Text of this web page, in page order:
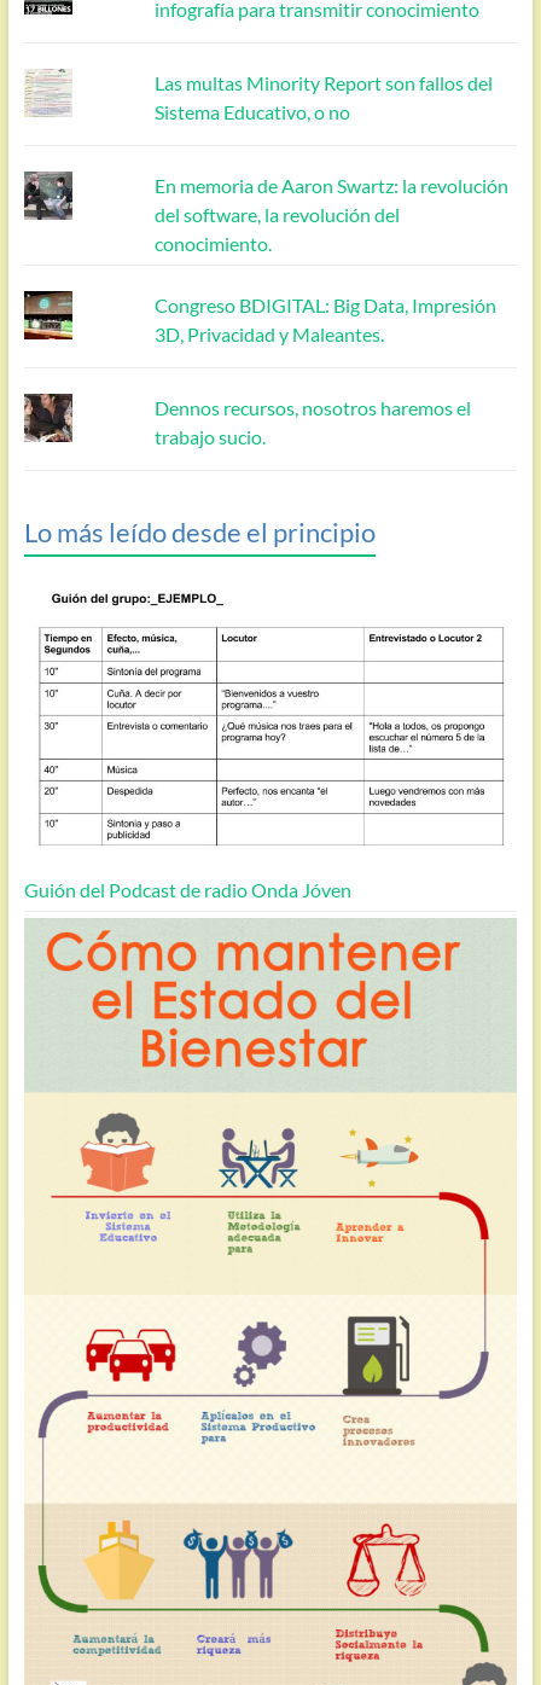
infografía para transmitir conocimiento
Las multas Minority Report son fallos del
Sistema Educativo, o no
En memoria de Aaron Swartz: la revolución
del software, la revolución del
conocimiento.
Congreso BDIGITAL: Big Data, Impresión
3D, Privacidad y Maleantes.
Dennos recursos, nosotros haremos el
trabajo sucio.
Lo más leído desde el principio
Guión del Podcast de radio Onda Jóven